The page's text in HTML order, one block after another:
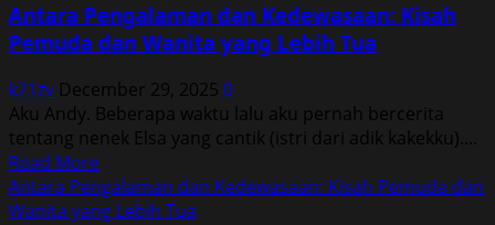
Kedewasaan:
Kisah
dan
Wanita
yang
Lebih
Tua
Antara Pengalaman dan Kedewasaan: Kisah
Pemuda dan Wanita yang Lebih Tua
k71zv December 29, 2025 0
Aku Andy. Beberapa waktu lalu aku pernah bercerita
tentang nenek Elsa yang cantik (istri dari adik kakekku)....
Read MoreRead
more
about
Antara Pengalaman dan Kedewasaan: Kisah Pemuda dan
Wanita yang Lebih Tua